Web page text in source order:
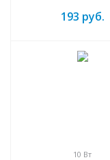
193 руб.
10 Вт